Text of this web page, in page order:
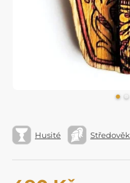
Husité Středověk